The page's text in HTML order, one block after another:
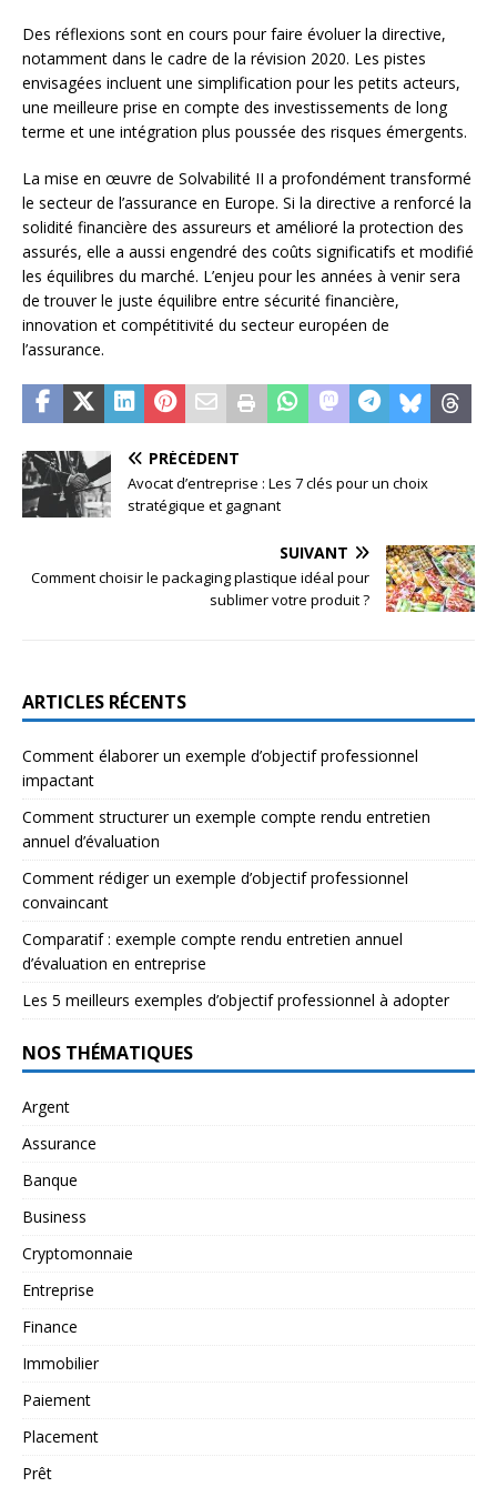
Des réflexions sont en cours pour faire évoluer la directive,
notamment dans le cadre de la révision 2020. Les pistes
envisagées incluent une simplification pour les petits acteurs,
une meilleure prise en compte des investissements de long
terme et une intégration plus poussée des risques émergents.
La mise en œuvre de Solvabilité II a profondément transformé
le secteur de l’assurance en Europe. Si la directive a renforcé la
solidité financière des assureurs et amélioré la protection des
assurés, elle a aussi engendré des coûts significatifs et modifié
les équilibres du marché. L’enjeu pour les années à venir sera
de trouver le juste équilibre entre sécurité financière,
innovation et compétitivité du secteur européen de
l’assurance.
PRÉCÉDENT
Avocat d’entreprise : Les 7 clés pour un choix
stratégique et gagnant
SUIVANT
Comment choisir le packaging plastique idéal pour
sublimer votre produit ?
ARTICLES RÉCENTS
Comment élaborer un exemple d’objectif professionnel
impactant
Comment structurer un exemple compte rendu entretien
annuel d’évaluation
Comment rédiger un exemple d’objectif professionnel
convaincant
Comparatif : exemple compte rendu entretien annuel
d’évaluation en entreprise
Les 5 meilleurs exemples d’objectif professionnel à adopter
NOS THÉMATIQUES
Argent
Assurance
Banque
Business
Cryptomonnaie
Entreprise
Finance
Immobilier
Paiement
Placement
Prêt